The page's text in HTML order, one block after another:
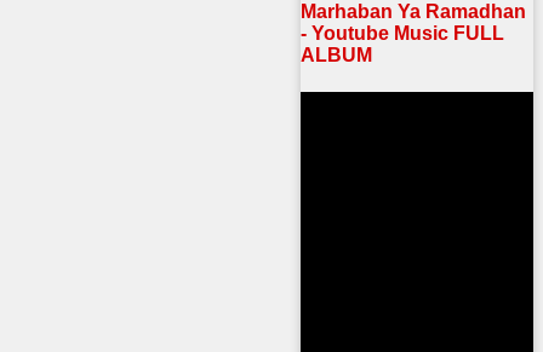
Marhaban Ya Ramadhan
- Youtube Music FULL
ALBUM